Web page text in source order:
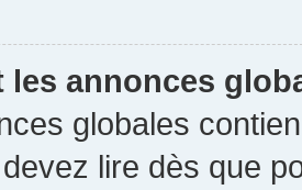
les annonces
globales
lire dès que